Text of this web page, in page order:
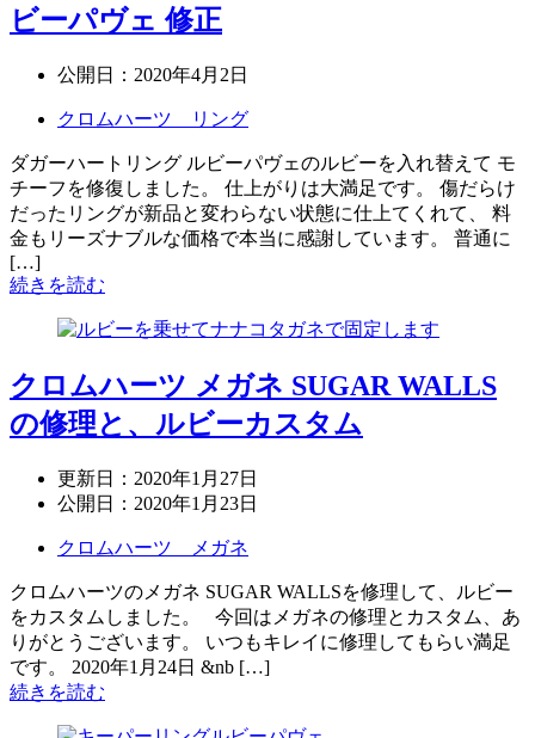
ビーパヴェ 修正
公開日： 2020年4月2日
クロムハーツ リング
ダガーハートリング ルビーパヴェのルビーを入れ替えて モ
チーフを修復しました。 仕上がりは大満足です。 傷だらけ
だったリングが新品と変わらない状態に仕上てくれて、 料
金もリーズナブルな価格で本当に感謝しています。 普通に
[…]
続きを読む
クロムハーツ メガネ SUGAR WALLS
の修理と、ルビーカスタム
更新日： 2020年1月27日
公開日： 2020年1月23日
クロムハーツ メガネ
クロムハーツのメガネ SUGAR WALLSを修理して、ルビー
をカスタムしました。 今回はメガネの修理とカスタム、あ
りがとうございます。 いつもキレイに修理してもらい満足
です。 2020年1月24日 &nb […]
続きを読む